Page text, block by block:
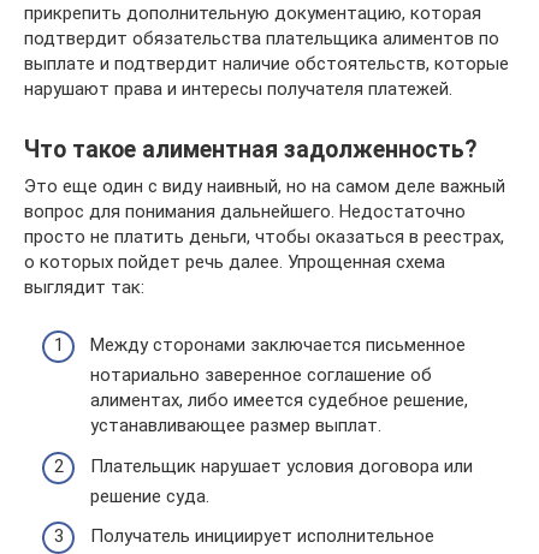
прикрепить дополнительную документацию, которая
подтвердит обязательства плательщика алиментов по
выплате и подтвердит наличие обстоятельств, которые
нарушают права и интересы получателя платежей.
Что такое алиментная задолженность?
Это еще один с виду наивный, но на самом деле важный
вопрос для понимания дальнейшего. Недостаточно
просто не платить деньги, чтобы оказаться в реестрах,
о которых пойдет речь далее. Упрощенная схема
выглядит так:
Между сторонами заключается письменное
нотариально заверенное соглашение об
алиментах, либо имеется судебное решение,
устанавливающее размер выплат.
Плательщик нарушает условия договора или
решение суда.
Получатель инициирует исполнительное